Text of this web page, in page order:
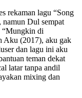
rekaman lagu “Song
namun Dul sempat
“Mungkin di
Aku (2017), aku gak
dan lagu ini aku
teman dekat
latar tanpa andil
mixing dan